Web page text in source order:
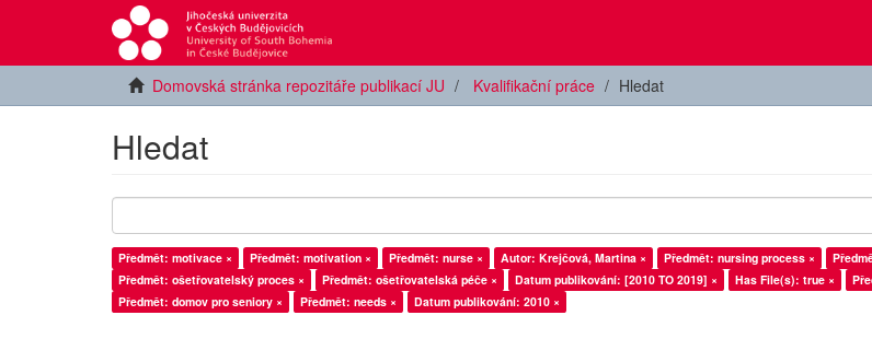
Domovská stránka repozitáře publikací JU Kvalifikační práce Hledat
Hledat
Předmět: motivace × Předmět: motivation × Předmět: nurse × Autor: Krejčová, Martina × Předmět: nursing process ×
Předmět: ošetřovatelský proces ×
Předmět: ošetřovatelská péče × Datum publikování: [2010 TO 2019] × Has File(s): true ×
Předmět: domov pro seniory ×
Předmět: needs × Datum publikování: 2010 ×